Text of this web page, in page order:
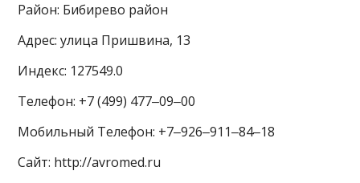
Район: Бибирево район
Адрес: улица Пришвина, 13
Индекс: 127549.0
Телефон: +7 (499) 477‒09‒00
Мобильный Телефон: +7‒926‒911‒84‒18
Сайт: http://avromed.ru